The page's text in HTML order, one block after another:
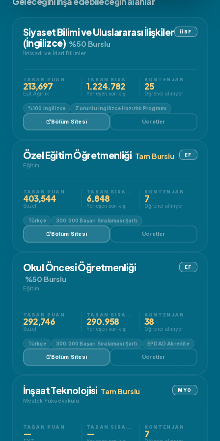
Siyaset Bilimi ve Uluslararası İlişkiler
(İngilizce) %50 Burslu
İktisadi ve İdari Bilimler
İİBF
TABAN PUAN
213,697
Eşit Ağırlık
1.224.782
Yerleşen son kişi
KONTENJAN
25
Öğrenci alınıyor
%100 İngilizce Zorunlu İngilizce Hazırlık Programı
Bölüm Sitesi Ücretler
Özel Eğitim Öğretmenliği Tam Burslu
Eğitim
EF
TABAN PUAN
403,544
Sözel
6.848
Yerleşen son kişi
KONTENJAN
7
Öğrenci alınıyor
Türkçe 300.000 Başarı Sıralaması Şartı
Bölüm Sitesi Ücretler
Okul Öncesi Öğretmenliği
%50 Burslu
Eğitim
EF
TABAN PUAN
292,746
Sözel
290.958
Yerleşen son kişi
KONTENJAN
38
Öğrenci alınıyor
Türkçe 300.000 Başarı Sıralaması Şartı EPDAD Akredite
Bölüm Sitesi Ücretler
İnşaat Teknolojisi Tam Burslu
Meslek Yüksekokulu
MYO
TABAN PUAN
— —
KONTENJAN
7